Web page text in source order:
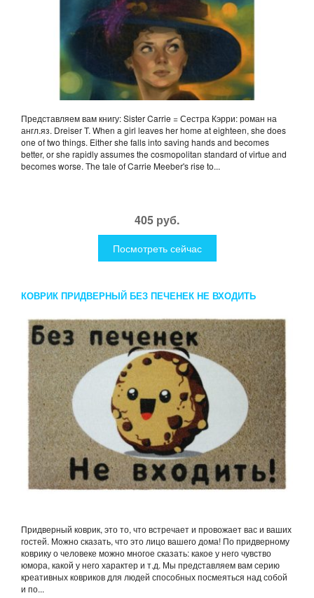
Представляем вам книгу: Sister Carrie = Сестра Кэрри: роман на
англ.яз. Dreiser T. When a girl leaves her home at eighteen, she does
one of two things. Either she falls into saving hands and becomes
better, or she rapidly assumes the cosmopolitan standard of virtue and
becomes worse. The tale of Carrie Meeber's rise to...
405 руб.
Посмотреть сейчас
КОВРИК ПРИДВЕРНЫЙ БЕЗ ПЕЧЕНЕК НЕ ВХОДИТЬ
Придверный коврик, это то, что встречает и провожает вас и ваших
гостей. Можно сказать, что это лицо вашего дома! По придверному
коврику о человеке можно многое сказать: какое у него чувство
юмора, какой у него характер и т.д. Мы представляем вам серию
креативных ковриков для людей способных посмеяться над собой
и по...